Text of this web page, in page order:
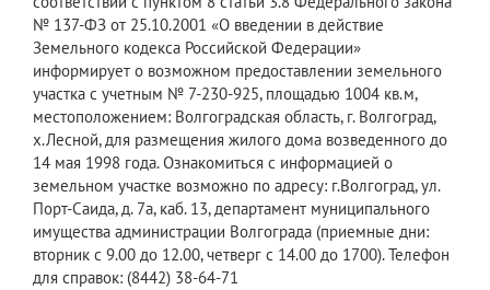
№ 137-ФЗ от 25.10.2001 «О введении в действие
Земельного кодекса Российской Федерации»
информирует о возможном предоставлении земельного
участка с учетным № 7-230-925, площадью 1004 кв.м,
местоположением: Волгоградская область, г. Волгоград,
х.Лесной, для размещения жилого дома возведенного до
14 мая 1998 года. Ознакомиться с информацией о
земельном участке возможно по адресу: г.Волгоград, ул.
Порт-Саида, д. 7а, каб. 13, департамент муниципального
имущества администрации Волгограда (приемные дни:
вторник с 9.00 до 12.00, четверг с 14.00 до 1700). Телефон
для справок: (8442) 38-64-71